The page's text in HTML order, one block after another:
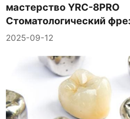
мастерство YRC-8PRO
Стоматологический
2025-09-12